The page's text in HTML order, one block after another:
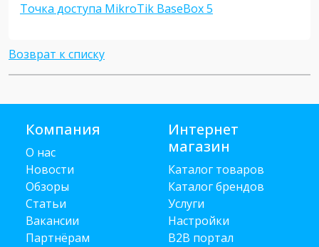
Точка доступа MikroTik BaseBox 5
Возврат к списку
Компания
О нас
Новости
Обзоры
Статьи
Вакансии
Партнёрам
Интернет
магазин
Каталог товаров
Каталог брендов
Услуги
Настройки
B2B портал